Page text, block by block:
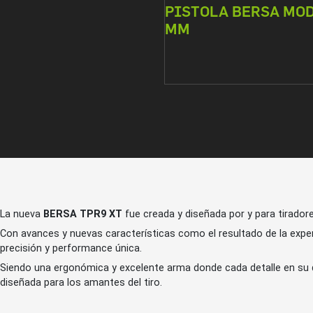
PISTOLA BERSA
MM
La nueva BERSA TPR9 XT fue creada y diseñada por y para
Con avances y nuevas características como el resultado de la
precisión y performance única.
Siendo una ergonómica y excelente arma donde cada detalle en
diseñada para los amantes del tiro.